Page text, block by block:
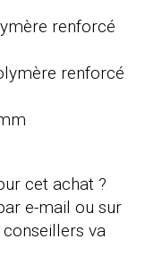
renforcé
renforcé
cet achat ?
e-mail ou sur
conseillers va